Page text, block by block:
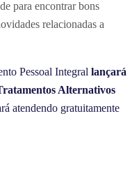
para encontrar bons
relacionadas a
Pessoal Integral lançará
Alternativos
atendendo gratuitamente